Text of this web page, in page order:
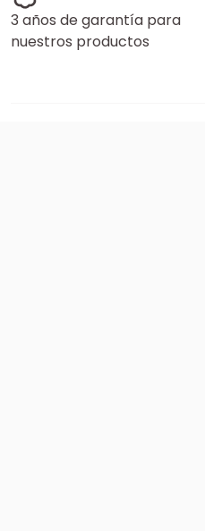
3 años de garantía para
nuestros productos